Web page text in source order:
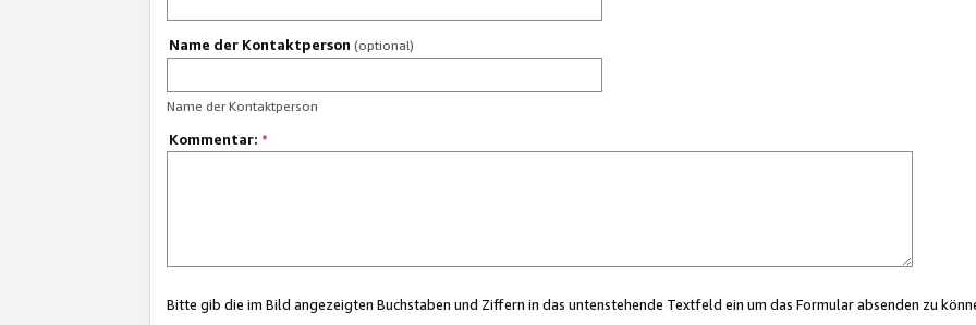
Name der Kontaktperson (optional)
Name der Kontaktperson
Kommentar: *
Bitte gib die im Bild angezeigten Buchstaben und Ziffern in das untenstehende Textfeld ein um das Formular absenden zu